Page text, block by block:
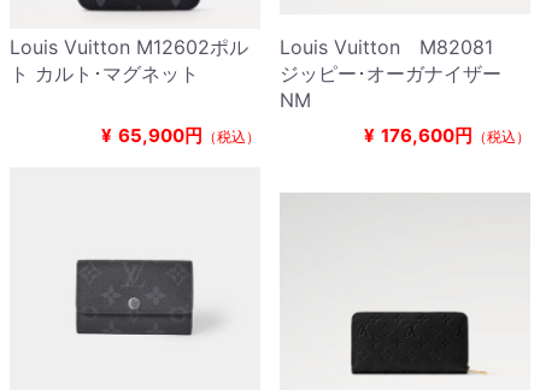
Louis Vuitton M12602ポル
ト カルト･マグネット
¥ 65,900円 （税込）
Louis Vuitton M82081
ジッピー･オーガナイザー
NM
¥ 176,600円 （税込）